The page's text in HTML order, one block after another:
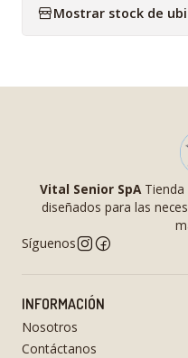
Mostrar stock de
Vital Senior SpATienda
diseñados para las
Síguenos
INFORMACIÓN
Nosotros
Contáctanos